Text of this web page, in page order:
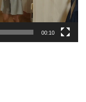
00:10